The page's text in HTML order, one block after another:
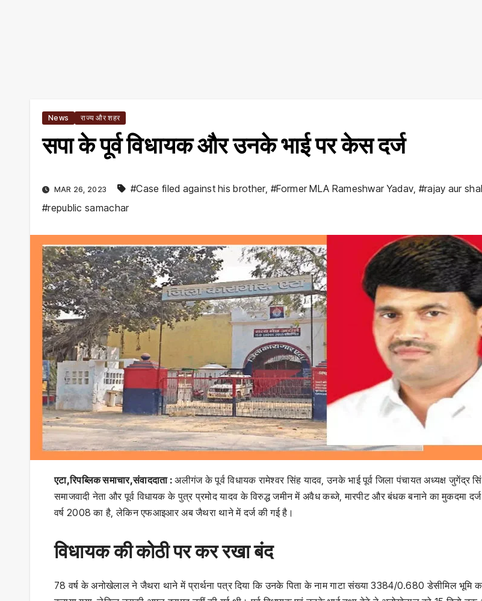
News राज्य और शहर
सपा के पूर्व विधायक और उनके भाई पर केस दर्ज
MAR 26, 2023 #Case filed against his brother,#Former MLA Rameshwar Yadav, #rajay aur
#republic samachar
एटा,रिपब्लिक समाचार,संवाददाता :अलीगंज के पूर्व विधायक रामेश्वर सिंह यादव, उनके भाई पूर्व जिला पंचायत अध्यक्ष जुगेंद्र
समाजवादी नेता और पूर्व विधायक के पुत्र प्रमोद यादव के विरुद्ध जमीन में अवैध कब्जे, मारपीट और बंधक बनाने का मुकदमा
वर्ष 2008 का है, लेकिन एफआइआर अब जैथरा थाने में दर्ज की गई है।
विधायक की कोठी पर कर रखा बंद
78 वर्ष के अनोखेलाल ने जैथरा थाने में प्रार्थना पत्र दिया कि उनके पिता के नाम गाटा संख्या 3384/0.680 डेसीमिल भूमि का